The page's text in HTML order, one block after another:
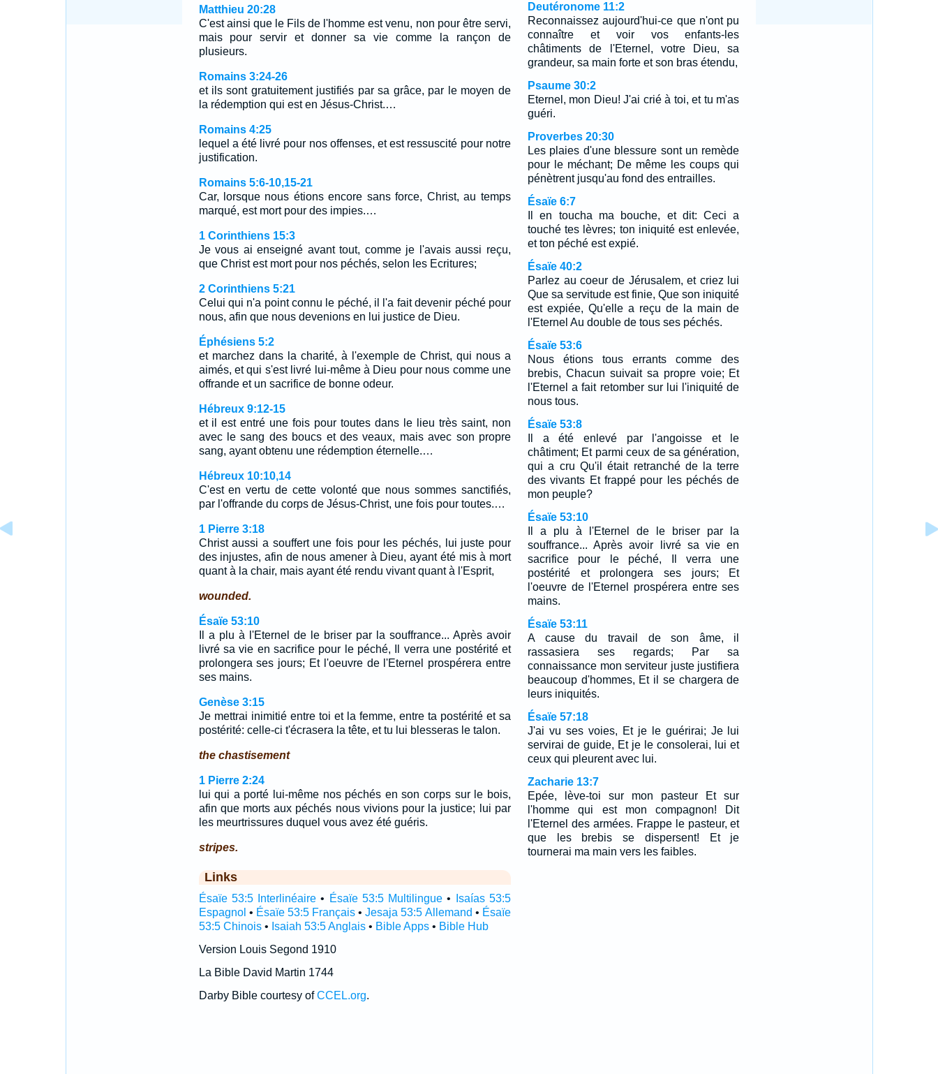
Matthieu 20:28
C'est ainsi que le Fils de l'homme est venu, non pour être servi,
mais pour servir et donner sa vie comme la rançon de
plusieurs.
Romains 3:24-26
et ils sont gratuitement justifiés par sa grâce, par le moyen de
la rédemption qui est en Jésus-Christ.…
Romains 4:25
lequel a été livré pour nos offenses, et est ressuscité pour notre
justification.
Romains 5:6-10,15-21
Car, lorsque nous étions encore sans force, Christ, au temps
marqué, est mort pour des impies.…
1 Corinthiens 15:3
Je vous ai enseigné avant tout, comme je l'avais aussi reçu,
que Christ est mort pour nos péchés, selon les Ecritures;
2 Corinthiens 5:21
Celui qui n'a point connu le péché, il l'a fait devenir péché pour
nous, afin que nous devenions en lui justice de Dieu.
Éphésiens 5:2
et marchez dans la charité, à l'exemple de Christ, qui nous a
aimés, et qui s'est livré lui-même à Dieu pour nous comme une
offrande et un sacrifice de bonne odeur.
Hébreux 9:12-15
et il est entré une fois pour toutes dans le lieu très saint, non
avec le sang des boucs et des veaux, mais avec son propre
sang, ayant obtenu une rédemption éternelle.…
Hébreux 10:10,14
C'est en vertu de cette volonté que nous sommes sanctifiés,
par l'offrande du corps de Jésus-Christ, une fois pour toutes.…
1 Pierre 3:18
Christ aussi a souffert une fois pour les péchés, lui juste pour
des injustes, afin de nous amener à Dieu, ayant été mis à mort
quant à la chair, mais ayant été rendu vivant quant à l'Esprit,
wounded.
Ésaïe 53:10
Il a plu à l'Eternel de le briser par la souffrance... Après avoir
livré sa vie en sacrifice pour le péché, Il verra une postérité et
prolongera ses jours; Et l'oeuvre de l'Eternel prospérera entre
ses mains.
Genèse 3:15
Je mettrai inimitié entre toi et la femme, entre ta postérité et sa
postérité: celle-ci t'écrasera la tête, et tu lui blesseras le talon.
the chastisement
1 Pierre 2:24
lui qui a porté lui-même nos péchés en son corps sur le bois,
afin que morts aux péchés nous vivions pour la justice; lui par
les meurtrissures duquel vous avez été guéris.
stripes.
Links
Ésaïe 53:5 Interlinéaire • Ésaïe 53:5 Multilingue •
Isaías 53:5
Espagnol • Ésaïe 53:5 Français •Jesaja 53:5 Allemand • Ésaïe
53:5 Chinois• Isaiah 53:5 Anglais• Bible Apps• Bible Hub
Version Louis Segond 1910
La Bible David Martin 1744
Darby Bible courtesy ofCCEL.org.
Deutéronome 11:2
Reconnaissez aujourd'hui-ce que n'ont pu
connaître et voir vos enfants-les
châtiments de l'Eternel, votre Dieu, sa
grandeur, sa main forte et son bras étendu,
Psaume 30:2
Eternel, mon Dieu! J'ai crié à toi, et tu m'as
guéri.
Proverbes 20:30
Les plaies d'une blessure sont un remède
pour le méchant; De même les coups qui
pénètrent jusqu'au fond des entrailles.
Ésaïe 6:7
Il en toucha ma bouche, et dit: Ceci a
touché tes lèvres; ton iniquité est enlevée,
et ton péché est expié.
Ésaïe 40:2
Parlez au coeur de Jérusalem, et criez lui
Que sa servitude est finie, Que son iniquité
est expiée, Qu'elle a reçu de la main de
l'Eternel Au double de tous ses péchés.
Ésaïe 53:6
Nous étions tous errants comme des
brebis, Chacun suivait sa propre voie; Et
l'Eternel a fait retomber sur lui l'iniquité de
nous tous.
Ésaïe 53:8
Il a été enlevé par l'angoisse et le
châtiment; Et parmi ceux de sa génération,
qui a cru Qu'il était retranché de la terre
des vivants Et frappé pour les péchés de
mon peuple?
Ésaïe 53:10
Il a plu à l'Eternel de le briser par la
souffrance... Après avoir livré sa vie en
sacrifice pour le péché, Il verra une
postérité et prolongera ses jours; Et
l'oeuvre de l'Eternel prospérera entre ses
mains.
Ésaïe 53:11
A cause du travail de son âme, il
rassasiera ses regards; Par sa
connaissance mon serviteur juste justifiera
beaucoup d'hommes, Et il se chargera de
leurs iniquités.
Ésaïe 57:18
J'ai vu ses voies, Et je le guérirai; Je lui
servirai de guide, Et je le consolerai, lui et
ceux qui pleurent avec lui.
Zacharie 13:7
Epée, lève-toi sur mon pasteur Et sur
l'homme qui est mon compagnon! Dit
l'Eternel des armées. Frappe le pasteur, et
que les brebis se dispersent! Et je
tournerai ma main vers les faibles.